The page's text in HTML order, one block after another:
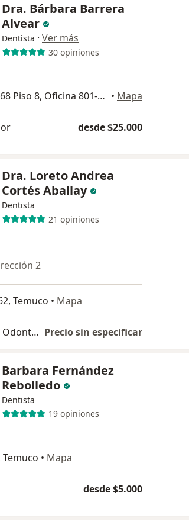
Dra. Bárbara Barrera
Alvear
Dentista · Ver más
30 opiniones
Manuel Bulnes 368 Piso 8, Oficina 801-E, Temuco • Mapa
desde $25.000
Dra. Loreto Andrea
Cortés Aballay
Dentista
21 opiniones
2
Temuco • Mapa
Visitas sucesivas Odontología Precio sin especificar
Barbara Fernández
Rebolledo
Dentista
19 opiniones
• Mapa
desde $5.000